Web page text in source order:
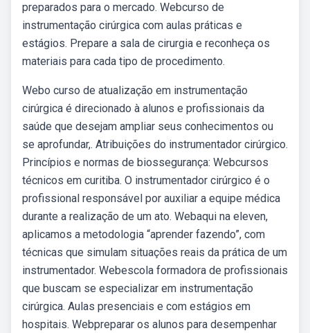
preparados para o mercado. Webcurso de
instrumentação cirúrgica com aulas práticas e
estágios. Prepare a sala de cirurgia e reconheça os
materiais para cada tipo de procedimento.
Webo curso de atualização em instrumentação
cirúrgica é direcionado à alunos e profissionais da
saúde que desejam ampliar seus conhecimentos ou
se aprofundar,. Atribuições do instrumentador cirúrgico.
Princípios e normas de biossegurança: Webcursos
técnicos em curitiba. O instrumentador cirúrgico é o
profissional responsável por auxiliar a equipe médica
durante a realização de um ato. Webaqui na eleven,
aplicamos a metodologia “aprender fazendo”, com
técnicas que simulam situações reais da prática de um
instrumentador. Webescola formadora de profissionais
que buscam se especializar em instrumentação
cirúrgica. Aulas presenciais e com estágios em
hospitais. Webpreparar os alunos para desempenhar